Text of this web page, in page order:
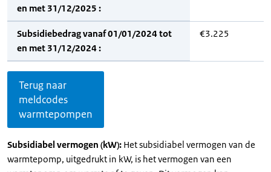
en met 31/12/2025 :
Subsidiebedrag vanaf 01/01/2024 tot
en met 31/12/2024 :
€3.225
Terug naar
meldcodes
warmtepompen
Subsidiabel vermogen (kW): Het subsidiabel vermogen van de
warmtepomp, uitgedrukt in kW, is het vermogen van een